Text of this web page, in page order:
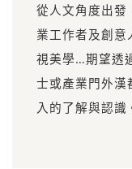
從人文角度出發
業工作者及創意
視美學…期望透
士或產業門外漢
入的了解與認識